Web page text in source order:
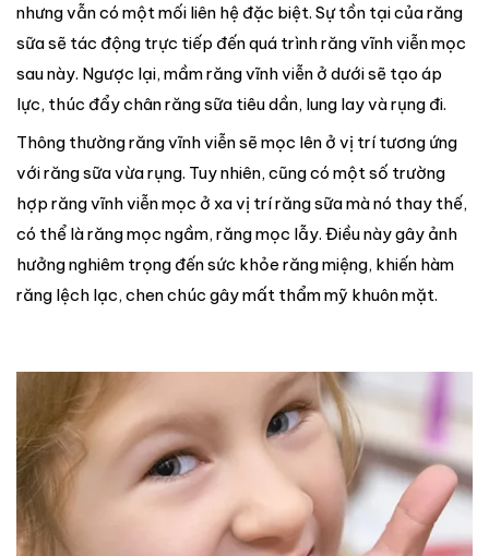
nhưng vẫn có một mối liên hệ đặc biệt. Sự tồn tại của răng
sữa sẽ tác động trực tiếp đến quá trình răng vĩnh viễn mọc
sau này. Ngược lại, mầm răng vĩnh viễn ở dưới sẽ tạo áp
lực, thúc đẩy chân răng sữa tiêu dần, lung lay và rụng đi.
Thông thường răng vĩnh viễn sẽ mọc lên ở vị trí tương ứng
với răng sữa vừa rụng. Tuy nhiên, cũng có một số trường
hợp răng vĩnh viễn mọc ở xa vị trí răng sữa mà nó thay thế,
có thể là răng mọc ngầm, răng mọc lẫy. Điều này gây ảnh
hưởng nghiêm trọng đến sức khỏe răng miệng, khiến hàm
răng lệch lạc, chen chúc gây mất thẩm mỹ khuôn mặt.